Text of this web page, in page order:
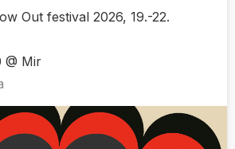
Out festival 2026, 19.-22.
@ Mir